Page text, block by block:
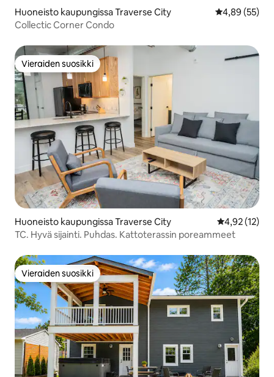
Huoneisto kaupungissa Traverse City
4,89 (55)
Collectic Corner Condo
Vieraiden suosikki
Vieraiden suosikki
Huoneisto kaupungissa Traverse City
4,92 (12)
TC. Hyvä sijainti. Puhdas. Kattoterassin poreammeet
Vieraiden suosikki
Vieraiden suosikki